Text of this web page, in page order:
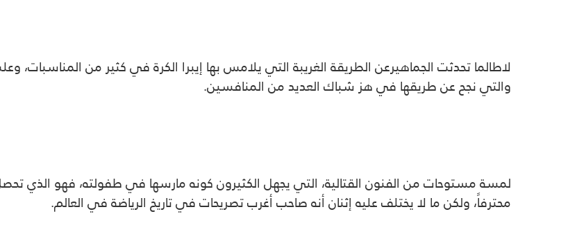
لاطالما تحدثت الجماهيرعن الطريقة الغريبة التي يلامس بها إيبرا الكرة في كثير من المناسبات،
والتي نجح عن طريقها في هز شباك العديد من المنافسين.
لمسة مستوحات من الفنون القتالية، التي يجهل الكثيرون كونه مارسها في طفولته، فهو الذي
محترفاً، ولكن ما لا يختلف عليه إثنان أنه صاحب أغرب تصريحات في تاريخ الرياضة في العالم.